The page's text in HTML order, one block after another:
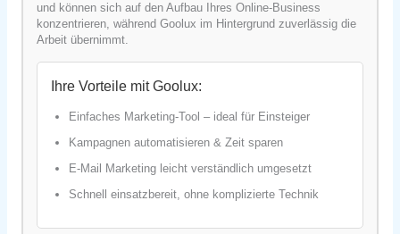
und können sich auf den Aufbau Ihres Online-Business
konzentrieren, während Goolux im Hintergrund zuverlässig die
Arbeit übernimmt.
Ihre Vorteile mit Goolux:
Einfaches Marketing-Tool – ideal für Einsteiger
Kampagnen automatisieren & Zeit sparen
E-Mail Marketing leicht verständlich umgesetzt
Schnell einsatzbereit, ohne komplizierte Technik